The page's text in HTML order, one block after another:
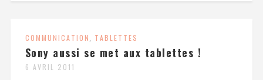
COMMUNICATION, TABLETTES
Sony aussi se met aux tablettes !
6 AVRIL 2011